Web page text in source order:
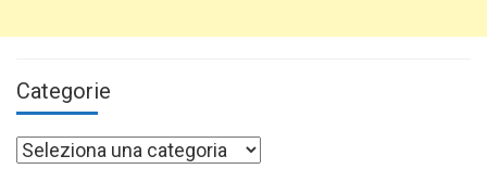
Categorie
Categorie